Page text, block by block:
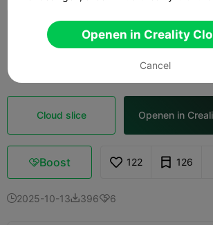
0.2mm layer, 2 walls, 15%
 08h 37m  1 plates
Cloud slice Openen in
Boost 122 126
2025-10-133966
Openen in Creality
Cancel